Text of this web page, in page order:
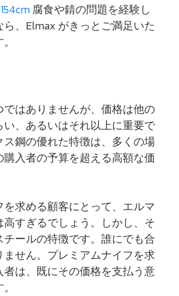
154cm腐食や錆の問題を経験し
、Elmax がきっとご満足いた
はありませんが、価格は他の
、あるいはそれ以上に重要で
鋼の優れた特徴は、多くの場
入者の予算を超える高額な価
求める顧客にとって、エルマ
高すぎるでしょう。しかし、そ
ールの特徴です。誰にでも合
ません。プレミアムナイフを求
は、既にその価格を支払う意